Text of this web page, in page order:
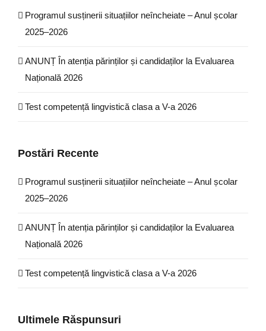
Programul susținerii situațiilor neîncheiate – Anul școlar
2025–2026
ANUNȚ În atenția părinților și candidaților la Evaluarea
Națională 2026
Test competență lingvistică clasa a V-a 2026
Postări Recente
Programul susținerii situațiilor neîncheiate – Anul școlar
2025–2026
ANUNȚ În atenția părinților și candidaților la Evaluarea
Națională 2026
Test competență lingvistică clasa a V-a 2026
Ultimele Răspunsuri